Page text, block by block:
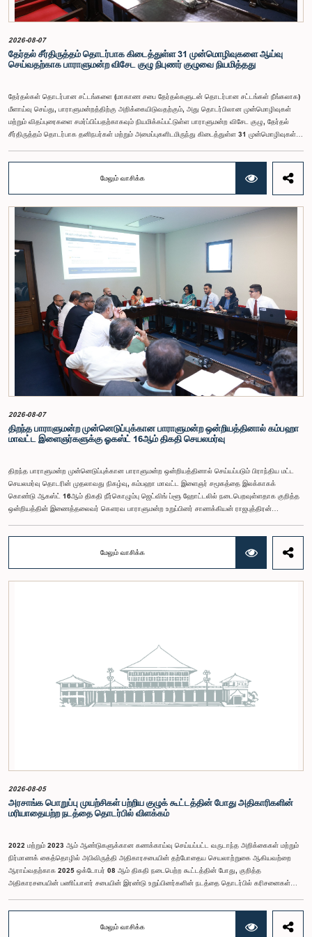
தேவையான தீர்மானங்கள் எடுக்கப்பட வேண்டியதன் அவசியம் குழுவில் வலியுறுத்தப்பட்டது. மேலும்,
நிரந்தரமானதும் சுயாதீனமானதுமான சம்பள மற்றும் பணியாளர் ஆணைக்குழுவை நிறுவுவதற்கான
யோசனையையும் குழுத் தலைவர் முன்வைத்தார்.
2026-08-07
தேர்தல் சீர்திருத்தம் தொடர்பாக கிடைத்துள்ள 31 முன்மொழிவுகளை ஆய்வு
செய்வதற்காக பாராளுமன்ற விசேட குழு நிபுணர் குழுவை நியமித்தது
தேர்தல்கள் தொடர்பான சட்டங்களை (மாகாண சபை தேர்தல்களுடன் தொடர்பான சட்டங்கள் நீங்கலாக)
மீளாய்வு செய்து, பாராளுமன்றத்திற்கு அறிக்கையிடுவதற்கும், அது தொடர்பிலான முன்மொழிவுகள்
மற்றும் விதப்புரைகளை சமர்ப்பிப்பதற்காகவும் நியமிக்கப்பட்டுள்ள பாராளுமன்ற விசேட குழு, தேர்தல்
சீர்திருத்தம் தொடர்பாக தனிநபர்கள் மற்றும் அமைப்புகளிடமிருந்து கிடைத்துள்ள 31 முன்மொழிவுகள்
நியமித்துள்ளது.கௌரவ பொது நிர்வாக, மாகாண சபைகள் மற்றும் உள்ளூராட்சி அமைச்சர் பேராசிரியர்
ஏ.எச்.எம்.எச்.அபயரத்ன அவர்கள் தலைமையில் அண்மையில் பாராளுமன்றத்தில் நடைபெற்ற குறித்த
விசேட குழுக் கூட்டத்தின் போதே இத்தீர்மானம் எடுக்கப்பட்டது.2004, 2007 மற்றும் 2022 ஆம்
ஆண்டுகளில் வெளியிடப்பட்ட பாராளுமன்ற விசேட குழுக்களின் அறிக்கைகள் மற்றும் தனிநபர்கள்,
அமைப்புகள் ஆகியவற்றினால் சமர்ப்பிக்கப்பட்டுள்ள 31 முன்மொழிவுகளை அடிப்படையாகக் கொண்டு
தேர்தல் சீர்திருத்தங்கள் தொடர்பாக விரிவான கலந்துரையாடல் இங்கு இடம்பெற்றது.உள்ளூராட்சி
மன்றத் தேர்தல் முறைக்காக கலப்பு தேர்தல் முறையை அறிமுகப்படுத்துதல், சிறு கட்சிகள் மற்றும்
சிறுபான்மை குழுக்களின் பிரதிநிதித்துவத்தை உறுதிப்படுத்துதல், பெண்களின் பிரதிநிதித்துவத்தை
மேம்படுத்துதல், மின்னணு வாக்களிப்பு முறையை அறிமுகப்படுத்துதல், முன்கூட்டியே வாக்களிக்கும்
வசதியை ஏற்படுத்துதல் உள்ளிட்ட பல்வேறு முன்மொழிவுகள் தொடர்பில் இக்கூட்டத்தில் விசேட கவனம்
செலுத்தப்பட்டது.மேலும், வெளிநாடுகளில் வாழும் இலங்கையர்களுக்கு வாக்களிக்கும் உரிமையை
வழங்குவது தொடர்பான முன்மொழிவுகளும் பரிசீலிக்கப்பட்டதுடன், அதற்குத் தேவையான சட்ட மற்றும்
நிர்வாக ஏற்பாடுகள் குறித்து மேலும் விரிவான ஆய்வு மேற்கொள்ள வேண்டியதன் அவசியமும்
வலியுறுத்தப்பட்டது.விசேட குழுவினால் நியமிக்கப்பட்டுள்ள நிபுணர் குழு, கிடைத்துள்ள 31
முன்மொழிவுகளையும் முந்தைய பாராளுமன்ற விசேட குழுக்களின் அறிக்கைகளையும் பகுப்பாய்வு
செய்து, நடைமுறைக்கு ஏற்ற பரிந்துரைகளைக் கொண்ட அறிக்கையொன்றைத் தயாரிக்கவுள்ளது.
அதனைத் தொடர்ந்து, அந்தப் பரிந்துரைகளை ஆராய்ந்து அடுத்தகட்ட நடவடிக்கைகளை முன்னெடுக்க
குழு தீர்மானித்தது.இக்கூட்டத்தில், குழு உறுப்பினரான அமைச்சர் கலாநிதி உபாலி பன்னிலகே மற்றும்
பாராளுமன்ற உறுப்பினர்களான ரவி கருணாநாயக்க, ருவந்திலக ஜயக்கொடி மற்றும் கதிரவேலு
சண்முகம் குகதாசன் ஆகியோர் கலந்துகொண்டனர்.
மேலும் வாசிக்க
2026-08-07
திறந்த பாராளுமன்ற முன்னெடுப்புக்கான பாராளுமன்ற ஒன்றியத்தினால் கம்பஹா
மாவட்ட இளைஞர்களுக்கு ஓகஸ்ட் 16ஆம் திகதி செயலமர்வு
திறந்த பாராளுமன்ற முன்னெடுப்புக்கான பாராளுமன்ற ஒன்றியத்தினால் செய்யப்படும் பிராந்திய மட்ட
செயலமர்வு தொடரின் முதலாவது நிகழ்வு, கம்பஹா மாவட்ட இளைஞர் சமூகத்தை இலக்காகக்
கொண்டு ஆகஸ்ட் 16ஆம் திகதி நீர்கொழும்பு ஜெட்விங் ப்ளூ ஹோட்டலில் நடைபெறவுள்ளதாக குறித்த
ஒன்றியத்தின் இணைத்தலைவர் கௌரவ பாராளுமன்ற உறுப்பினர் சாணக்கியன் ராஜபுத்திரன்
பங்கேற்புடன் திறந்த பாராளுமன்றக் கருத்திட்டத்தை மேலும் முன்னெடுத்துச் செல்லும் நோக்கில் இந்த
செயலமர்வு தொடர் ஏற்பாடு செய்யப்படுகின்றது. இதில் ஒன்றியத்தின் உறுப்பினர்கள் மற்றும் கம்பஹா
மாவட்டத்தை பிரதிநிதித்துவப்படுத்தும் பாராளுமன்ற உறுப்பினர்களும் பங்கேற்கவிருக்கின்றனர்.இந்த
இச்செயலமர்வு தொடருக்கான அபிவிருத்தி பங்காளராக அனுசரணை வழங்கும் CII (Coalition for
Inclusive Impact) நிறுவனத்தின் பிரதிநிதிகளும் கலந்துகொண்டனர்.இந்த செயலமர்வில் பங்கேற்க
விரும்பும் கம்பஹா மாவட்டத்தைச் சேர்ந்த 18 – 35 வயதுக்குட்பட்ட இளைஞர், யுவதிகள் இங்கே
தரப்பட்டுள்ள https://forms.gle/aVp5UzhLbtPSmVap8 இணைப்பின் ஊடாக உரிய விண்ணப்பப்
படிவத்தை பூர்த்தி செய்து பதிவு செய்யுமாறு கேட்டுக்கொள்ளப்படுகின்றனர்.
மேலும் வாசிக்க
2026-08-05
அரசாங்க பொறுப்பு முயற்சிகள் பற்றிய குழுக் கூட்டத்தின் போது அதிகாரிகளின்
மரியாதையற்ற நடத்தை தொடர்பில் விளக்கம்
2022 மற்றும் 2023 ஆம் ஆண்டுகளுக்கான கணக்காய்வு செய்யப்பட்ட வருடாந்த அறிக்கைகள் மற்றும்
நிர்மாணக் கைத்தொழில் அபிவிருத்தி அதிகாரசபையின் தற்போதைய செயலாற்றுகை ஆகியவற்றை
ஆராய்வதற்காக 2025 ஒக்டோபர் 08 ஆம் திகதி நடைபெற்ற கூட்டத்தின் போது, குறித்த
அதிகாரசபையின் பணிப்பாளர் சபையின் இரண்டு உறுப்பினர்களின் நடத்தை தொடர்பில் கரிசனைகள்
இக்கூட்டத்தில் கலந்துகொண்டார் என்பதைக் குழு அவதானித்தது. மேலும், தாபிக்கப்பட்ட பாராளுமன்ற
மேலும் வாசிக்க